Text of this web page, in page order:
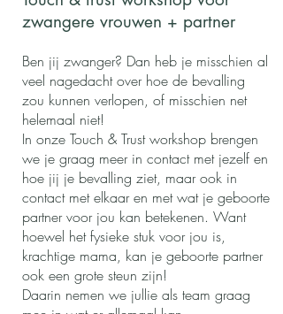
zwangere vrouwen + partner
Ben jij zwanger? Dan heb je misschien al
veel nagedacht over hoe de bevalling
zou kunnen verlopen, of misschien net
helemaal niet!
In onze Touch & Trust workshop brengen
we je graag meer in contact met jezelf en
hoe jij je bevalling ziet, maar ook in
contact met elkaar en met wat je geboorte
partner voor jou kan betekenen. Want
hoewel het fysieke stuk voor jou is,
krachtige mama, kan je geboorte partner
ook een grote steun zijn!
Daarin nemen we jullie als team graag